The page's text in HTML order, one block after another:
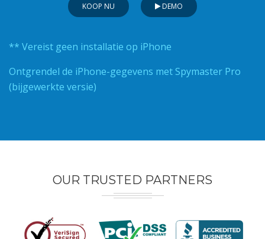
KOOP NU DEMO
** Vereist geen installatie op iPhone
Ontgrendel de iPhone-gegevens met Spymaster Pro
(bijgewerkte versie)
OUR TRUSTED PARTNERS